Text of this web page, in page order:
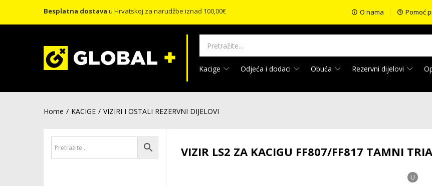
Besplatna dostava u Hrvatskoj za narudžbe iznad 100,00€ O nama Pomoć
Kacige Odjeća i dodaci Obuća Rezervni dijelovi
Home KACIGE VIZIRI I OSTALI REZERVNI DIJELOVI
VIZIR LS2 ZA KACIGU FF807/FF817 TAMNI
U